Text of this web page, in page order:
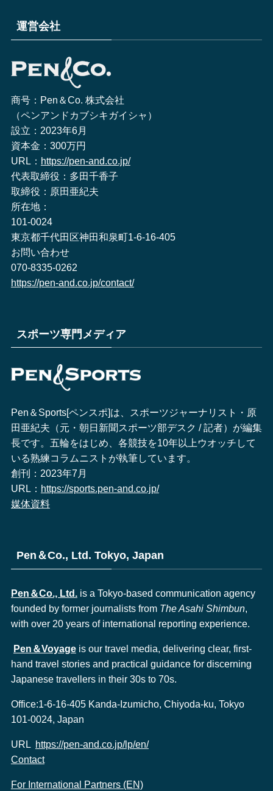
運営会社
商号：Pen＆Co. 株式会社
（ペンアンドカブシキガイシャ）
設立：2023年6月
資本金：300万円
URL： https://pen-and.co.jp/
代表取締役：多田千香子
取締役：原田亜紀夫
所在地：
101-0024
東京都千代田区神田和泉町1-6-16-405
お問い合わせ
070-8335-0262
https://pen-and.co.jp/contact/
スポーツ専門メディア
Pen＆Sports[ペンスポ]は、スポーツジャーナリスト・原
田亜紀夫（元・朝日新聞スポーツ部デスク / 記者）が編集
長です。五輪をはじめ、各競技を10年以上ウオッチして
いる熟練コラムニストが執筆しています。
創刊：2023年7月
URL： https://sports.pen-and.co.jp/
媒体資料
Pen＆Co., Ltd. Tokyo, Japan
Pen＆Co., Ltd.is a Tokyo-based communication agency
founded by former journalists from The Asahi Shimbun,
with over 20 years of international reporting experience.
Pen＆Voyage is our travel media, delivering clear, first-
hand travel stories and practical guidance for discerning
Japanese travellers in their 30s to 70s.
Office:1-6-16-405 Kanda-Izumicho, Chiyoda-ku, Tokyo
101-0024, Japan
URL https://pen-and.co.jp/lp/en/
Contact
For International Partners (EN)